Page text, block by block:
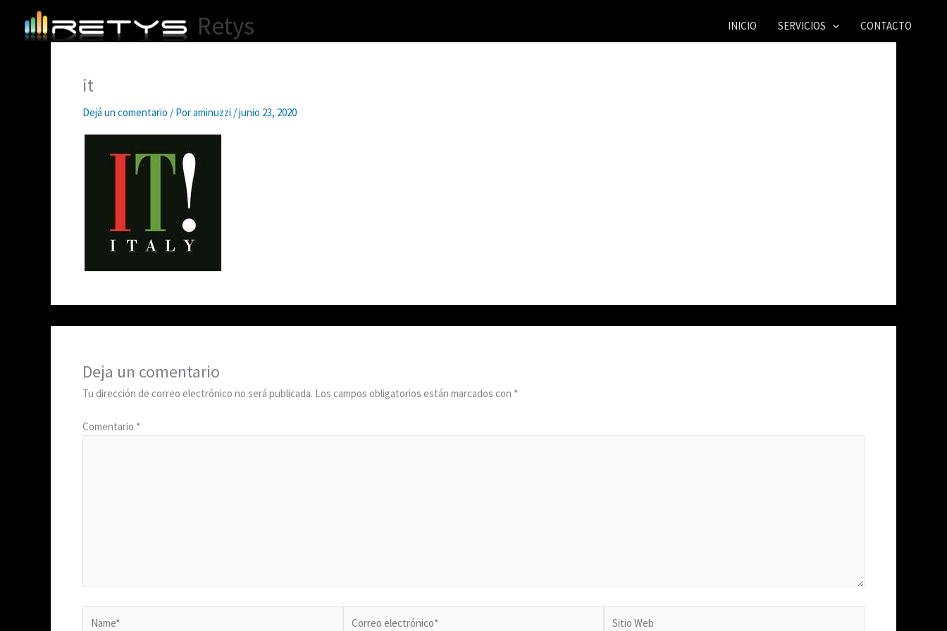
contenido
Retys INICIO SERVICIOS CONTACTO
it
Dejá un comentario / Poraminuzzi /junio 23, 2020
Deja un comentario
Tu dirección de correo electrónico no será publicada. Los campos obligatorios están marcados con *
Comentario *